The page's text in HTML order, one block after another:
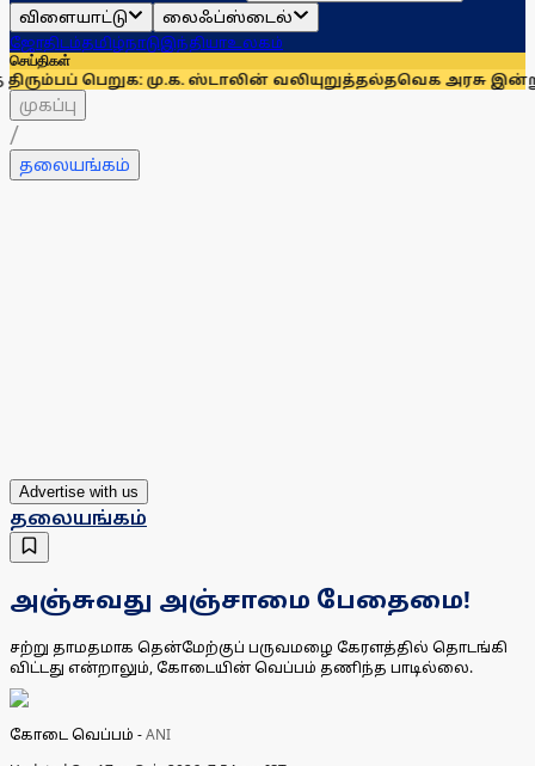
விளையாட்டு
லைஃப்ஸ்டைல்
ஜோதிடம்தமிழ்நாடுஇந்தியாஉலகம்
செய்திகள்
மு.க. ஸ்டாலின் வலியுறுத்தல்தவெக அரசு இன்று நடத்தும்
முகப்பு
/
தலையங்கம்
Advertise with us
தலையங்கம்
அஞ்சுவது அஞ்சாமை பேதைமை!
சற்று தாமதமாக தென்மேற்குப் பருவமழை கேரளத்தில் தொடங்கி
விட்டது என்றாலும், கோடையின் வெப்பம் தணிந்த பாடில்லை.
கோடை வெப்பம் -ANI